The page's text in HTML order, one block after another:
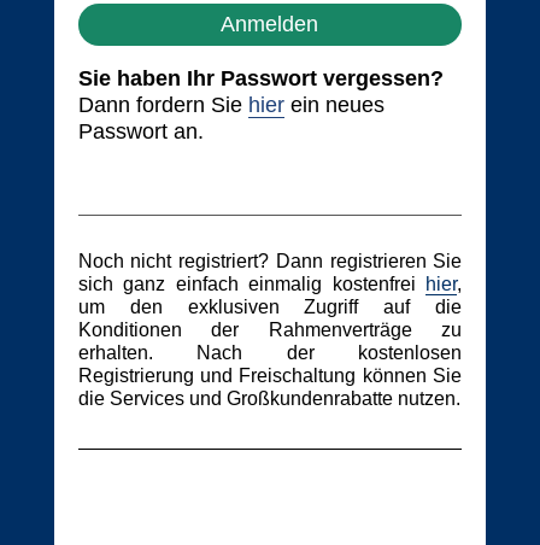
Anmelden
Sie haben Ihr Passwort vergessen?
Dann fordern Sie hierein neues
Passwort an.
Noch nicht registriert? Dann registrieren Sie
sich ganz einfach einmalig kostenfrei
hier,
um den exklusiven Zugriff auf die
Konditionen der Rahmenverträge zu
erhalten. Nach der kostenlosen
Registrierung und Freischaltung können Sie
die Services und Großkundenrabatte nutzen.